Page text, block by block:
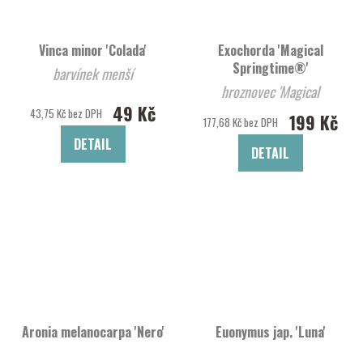
Vinca minor 'Colada'
barvínek menší
43,75 Kč bez DPH 49 Kč
DETAIL
Exochorda 'Magical
Springtime®'
hroznovec 'Magical
Springtime®'
177,68 Kč bez DPH 199 Kč
DETAIL
Aronia melanocarpa 'Nero' Euonymus jap. 'Luna'